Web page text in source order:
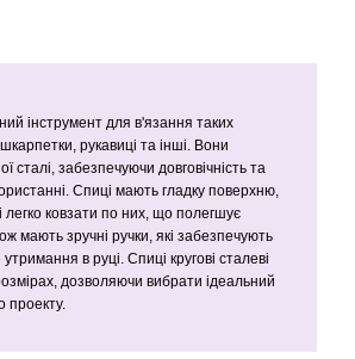
інструмент для в'язання таких
рукавиці та інші. Вони
сталі, забезпечуючи довговічність та
Спиці мають гладку поверхню,
легко ковзати по них, що полегшує
мають зручні ручки, які забезпечують
в руці. Спиці кругові сталеві
дозволяючи вибрати ідеальний
проекту.